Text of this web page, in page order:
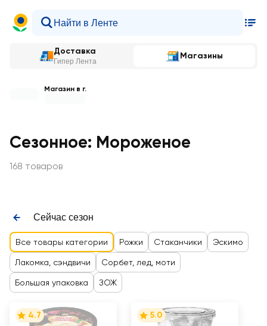
Доставка
Гипер Лента
Магазины
Магазин в г.
Сезонное: Мороженое
168 товаров
Сейчас сезон
Все товары категории Рожки Стаканчики Эскимо
Лакомка, сэндвичи Сорбет, лед, моти
Большая упаковка ЗОЖ
4.7 5.0